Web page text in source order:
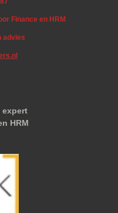
Finance en HRM
advies
expert
HRM